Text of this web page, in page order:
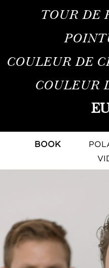
TOUR DE
COULEUR DE
COULEUR
BOOK